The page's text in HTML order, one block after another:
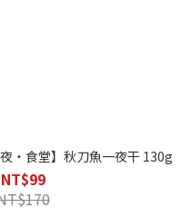
・食堂】秋刀魚一夜干 130g
NT$99